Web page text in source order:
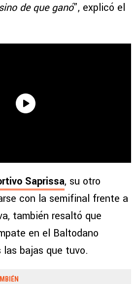
de que ganó”, explicó el
Saprissa, su otro
con la semifinal frente a
también resaltó que
en el Baltodano
bajas que tuvo.